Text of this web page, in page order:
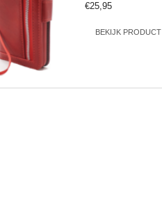
€25,95
BEKIJK PRODUCT